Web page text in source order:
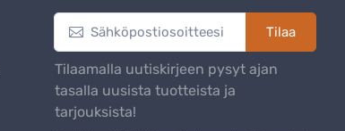
Tilaa
Tilaamalla uutiskirjeen pysyt ajan
tasalla uusista tuotteista ja
tarjouksista!